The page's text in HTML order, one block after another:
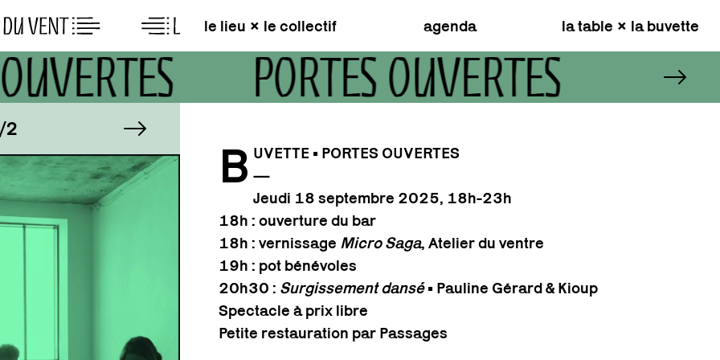
le lieu × le collectif agenda la table × la buvette
PORTES OUVERTES
B UVETTE • PORTES OUVERTES
—
Jeudi 18 septembre 2025, 18h-23h
18h : ouverture du bar
18h : vernissage Micro Saga, Atelier du ventre
19h : pot bénévoles
20h30 : Surgissement dansé• Pauline Gérard & Kioup
Spectacle à prix libre
Petite restauration par Passages
IMAGE
1/2
IMAGE
1/2